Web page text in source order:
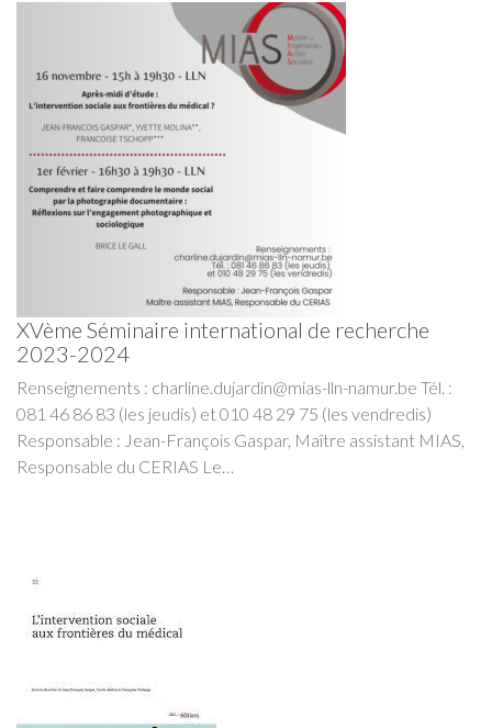
XVème Séminaire international de recherche
2023-2024
Renseignements : charline.dujardin@mias-lln-namur.be Tél. :
081 46 86 83 (les jeudis) et 010 48 29 75 (les vendredis)
Responsable : Jean-François Gaspar, Maître assistant MIAS,
Responsable du CERIAS Le…